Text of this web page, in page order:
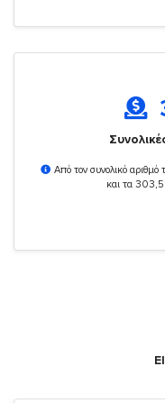
Από τον συνολικό
και τα